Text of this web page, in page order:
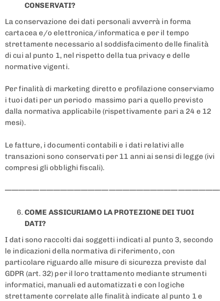
CONSERVATI?
La conservazione dei dati personali avverrà in forma
cartacea e/o elettronica/informatica e per il tempo
strettamente necessario al soddisfacimento delle finalità
di cui al punto 1, nel rispetto della tua privacy e delle
normative vigenti.
Per finalità di marketing diretto e profilazione conserviamo
i tuoi dati per un periodo massimo pari a quello previsto
dalla normativa applicabile (rispettivamente pari a 24 e 12
mesi).
Le fatture, i documenti contabili e i dati relativi alle
transazioni sono conservati per 11 anni ai sensi di legge (ivi
compresi gli obblighi fiscali).
COME ASSICURIAMO LA PROTEZIONE DEI TUOI
DATI?
I dati sono raccolti dai soggetti indicati al punto 3, secondo
le indicazioni della normativa di riferimento, con
particolare riguardo alle misure di sicurezza previste dal
GDPR (art. 32) per il loro trattamento mediante strumenti
informatici, manuali ed automatizzati e con logiche
strettamente correlate alle finalità indicate al punto 1 e